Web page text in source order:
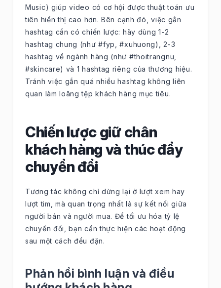
Music) giúp video có cơ hội được thuật toán ưu
tiên hiển thị cao hơn. Bên cạnh đó, việc gắn
hashtag cần có chiến lược: hãy dùng 1-2
hashtag chung (như #fyp, #xuhuong), 2-3
hashtag về ngành hàng (như #thoitrangnu,
#skincare) và 1 hashtag riêng của thương hiệu.
Tránh việc gắn quá nhiều hashtag không liên
quan làm loãng tệp khách hàng mục tiêu.
Chiến lược giữ chân
khách hàng và thúc đẩy
chuyển đổi
Tương tác không chỉ dừng lại ở lượt xem hay
lượt tim, mà quan trọng nhất là sự kết nối giữa
người bán và người mua. Để tối ưu hóa tỷ lệ
chuyển đổi, bạn cần thực hiện các hoạt động
sau một cách đều đặn.
Phản hồi bình luận và điều